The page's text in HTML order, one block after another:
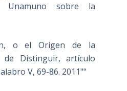
Unamuno sobre la
o el Origen de la
de Distinguir, artículo
V, 69-86. 2011""